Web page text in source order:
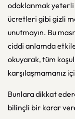
odaklanmak
ücretleri gibi gizli
unutmayın. Bu
ciddi anlamda
okuyarak, tüm
karşılaşmamanız
Bunlara dikkat
bilinçli bir karar